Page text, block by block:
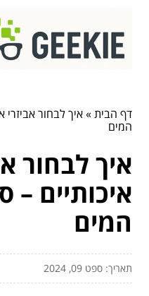
דף הבית»איך לבחור אביזרי
המים
איך לבחור
איכותיים –
המים
תאריך: ספט 09, 2024